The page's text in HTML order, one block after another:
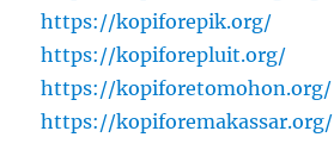
https://kopiforepik.org/
https://kopiforepluit.org/
https://kopiforetomohon.org/
https://kopiforemakassar.org/